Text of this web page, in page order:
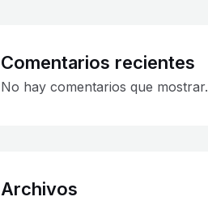
Comentarios recientes
No hay comentarios que mostrar.
Archivos